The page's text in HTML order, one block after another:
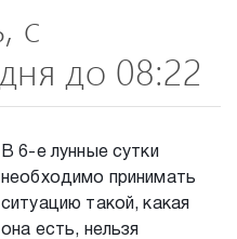
с
до 08:22
В 6-е лунные сутки
необходимо принимать
ситуацию такой, какая
она есть, нельзя